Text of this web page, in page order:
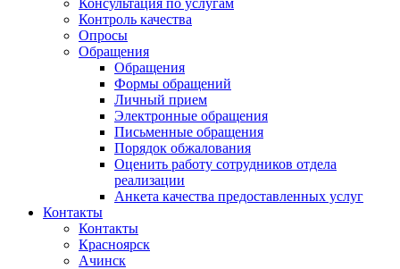
Контроль качества
Опросы
Обращения
Обращения
Формы обращений
Личный прием
Электронные обращения
Письменные обращения
Порядок обжалования
Оценить работу сотрудников отдела
реализации
Анкета качества предоставленных услуг
Контакты
Контакты
Красноярск
Ачинск